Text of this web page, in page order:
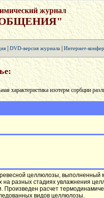
журнал
DVD-версия журнала| Интернет-
характеристика изотерм сорбции
целлюлозы,
разных стадиях увлажнения
расчет
видов целлюлозы.